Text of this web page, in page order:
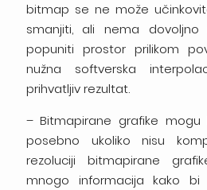
bitmap se ne može
smanjiti, ali nema
popuniti prostor prilikom
nužna softverska
prihvatljiv rezultat.
– Bitmapirane grafike mogu
posebno ukoliko nisu
rezoluciji bitmapirane
mnogo informacija kako bi